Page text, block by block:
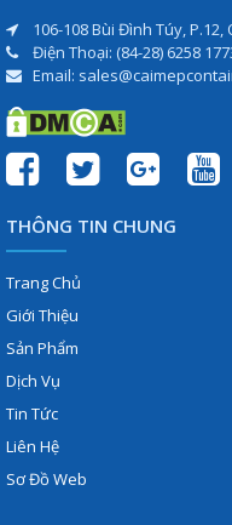
106-108 Bùi Đình Túy, P.12,
Điện Thoại: (84-28) 6258
Email:
THÔNG TIN CHUNG
Trang Chủ
Giới Thiệu
Sản Phẩm
Dịch Vụ
Tin Tức
Liên Hệ
Sơ Đồ Web